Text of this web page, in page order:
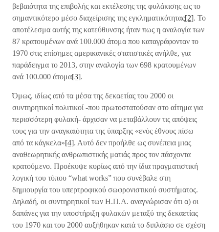
βεβαιότητα της επιβολής και εκτέλεσης της φυλάκισης ως το
σημαντικότερο μέσο διαχείρισης της εγκληματικότητας[2]. Το
αποτέλεσμα αυτής της κατεύθυνσης ήταν πως η αναλογία των
87 κρατουμένων ανά 100.000 άτομα που καταγράφονταν το
1970 στις επίσημες αμερικανικές στατιστικές ανήλθε, για
παράδειγμα το 2013, στην αναλογία των 698 κρατουμένων
ανά 100.000 άτομα[3].
Όμως, ιδίως από τα μέσα της δεκαετίας του 2000 οι
συντηρητικοί πολιτικοί -που πρωτοστατούσαν στο αίτημα για
περισσότερη φυλακή- άρχισαν να μεταβάλλουν τις απόψεις
τους για την αναγκαιότητα της ύπαρξης «ενός έθνους πίσω
από τα κάγκελα»[4]. Αυτό δεν προήλθε ως συνέπεια μιας
αναθεωρητικής ανθρωπιστικής ματιάς προς τον πάσχοντα
κρατούμενο. Προέκυψε κυρίως από την ίδια πραγματιστική
λογική του τύπου “what works” που συνέβαλε στη
δημιουργία του υπερτροφικού σωφρονιστικού συστήματος.
Δηλαδή, οι συντηρητικοί των Η.Π.Α. αναγνώρισαν ότι α) οι
δαπάνες για την υποστήριξη φυλακών μεταξύ της δεκαετίας
του 1970 και του 2000 αυξήθηκαν κατά το διπλάσιο σε σχέση